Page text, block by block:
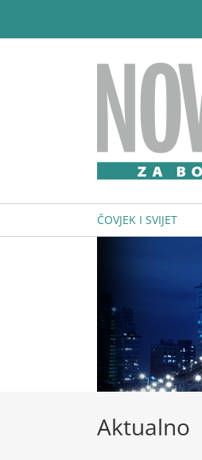
content
ČOVJEK I SVIJET
Aktualno